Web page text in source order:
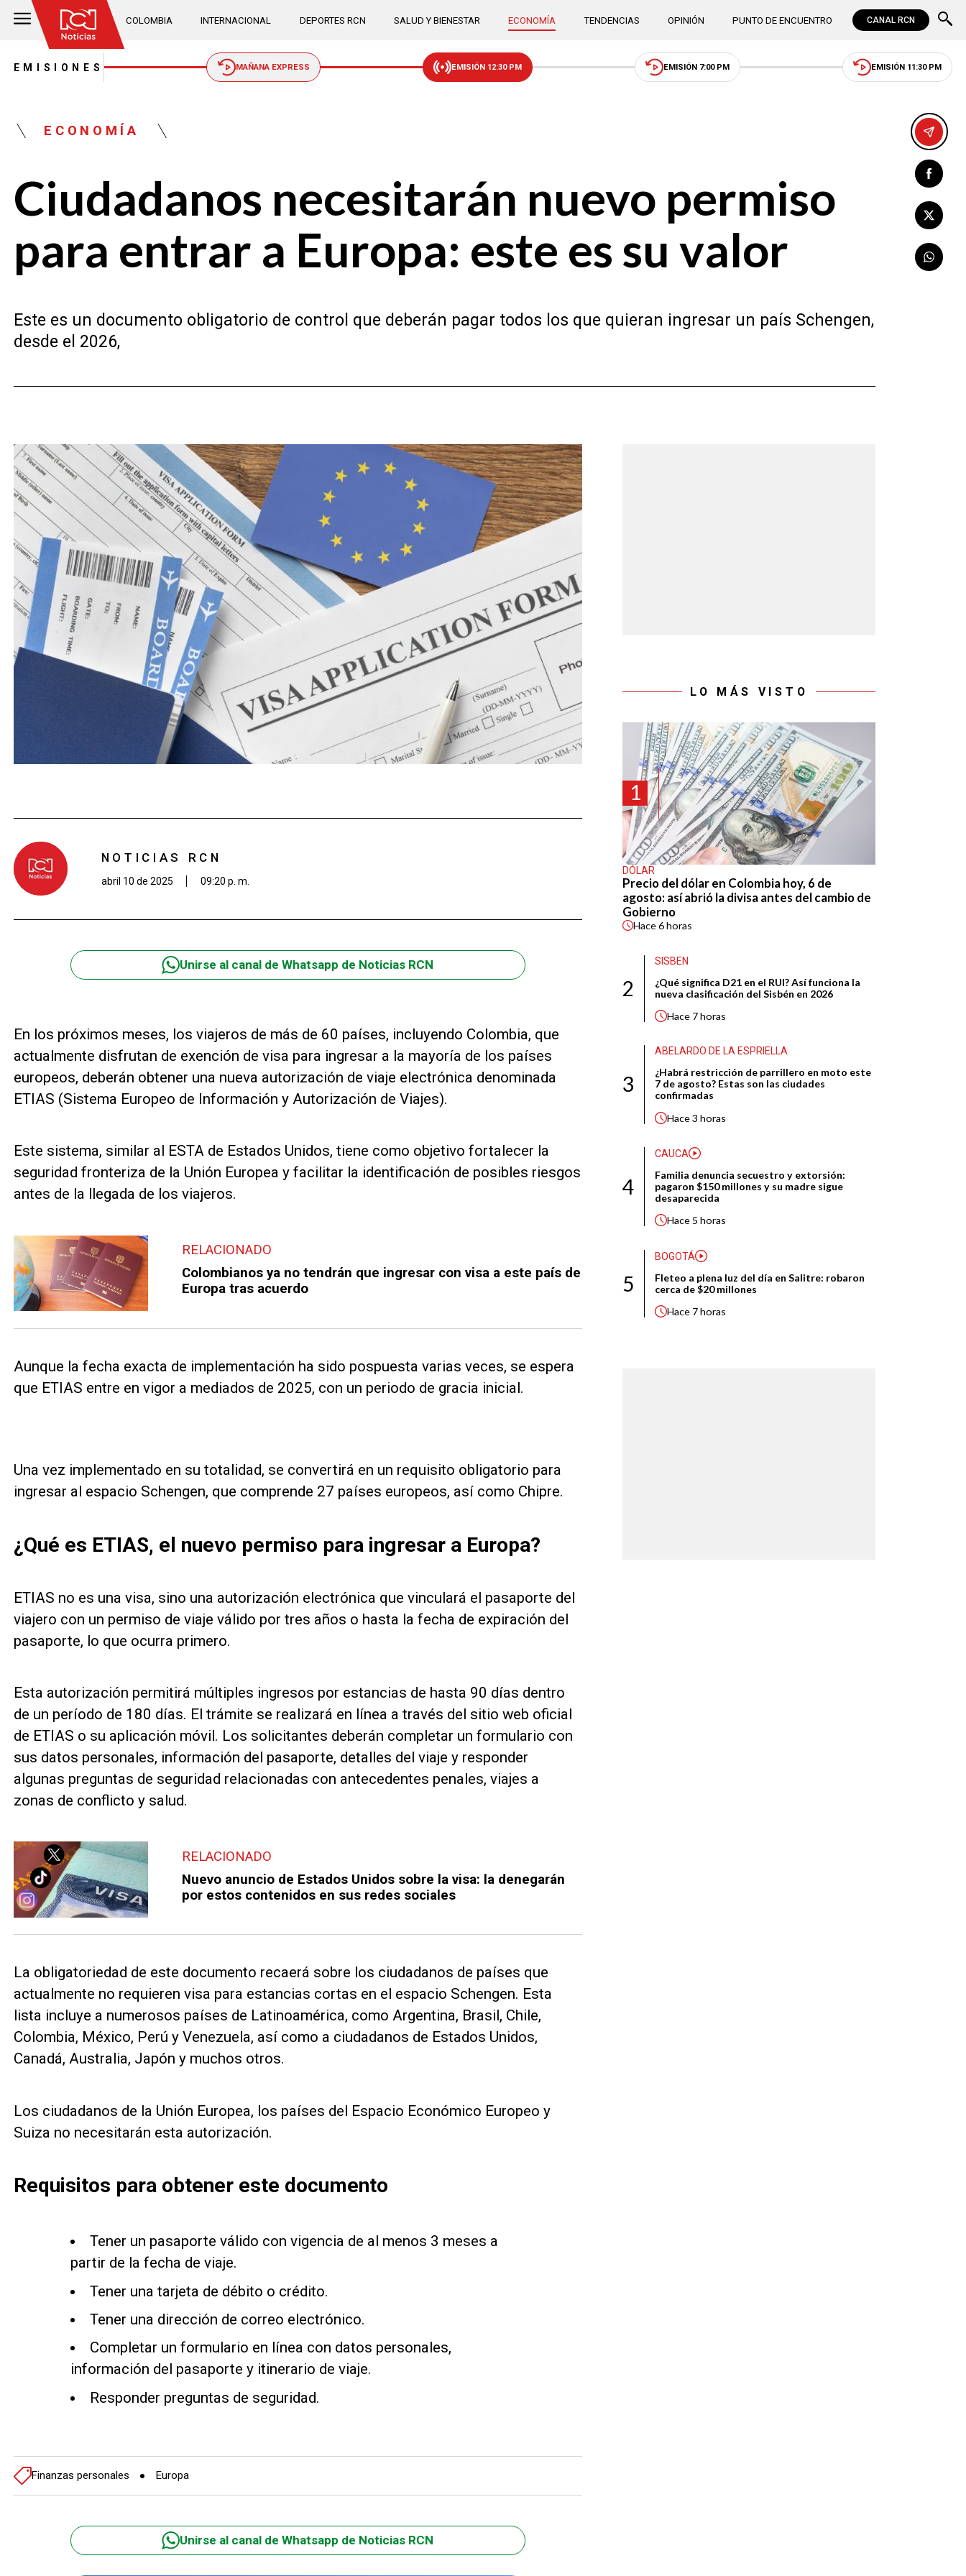
COLOMBIA INTERNACIONAL DEPORTES RCN SALUD Y BIENESTAR ECONOMÍA TENDENCIAS OPINIÓN PUNTO DE ENCUENTRO CANAL RCN
EMISIONES MAÑANA EXPRESS EMISIÓN 12:30 PM EMISIÓN 7:00 PM EMISIÓN 11:30 PM
ECONOMÍA
Ciudadanos necesitarán nuevo permiso
para entrar a Europa: este es su valor
Este es un documento obligatorio de control que deberán pagar todos los que quieran ingresar un país Schengen,
desde el 2026,
NOTICIAS RCN
abril 10 de 2025 09:20 p. m.
Unirse al canal de Whatsapp de Noticias RCN
En los próximos meses, los viajeros de más de 60 países, incluyendo Colombia, que
actualmente disfrutan de exención de visa para ingresar a la mayoría de los países
europeos, deberán obtener una nueva autorización de viaje electrónica denominada
ETIAS (Sistema Europeo de Información y Autorización de Viajes).
Este sistema, similar al ESTA de Estados Unidos, tiene como objetivo fortalecer la
seguridad fronteriza de la Unión Europea y facilitar la identificación de posibles riesgos
antes de la llegada de los viajeros.
RELACIONADO
Colombianos ya no tendrán que ingresar con visa a este país de
Europa tras acuerdo
Aunque la fecha exacta de implementación ha sido pospuesta varias veces, se espera
que ETIAS entre en vigor a mediados de 2025, con un periodo de gracia inicial.
Una vez implementado en su totalidad, se convertirá en un requisito obligatorio para
ingresar al espacio Schengen, que comprende 27 países europeos, así como Chipre.
¿Qué es ETIAS, el nuevo permiso para ingresar a Europa?
ETIAS no es una visa, sino una autorización electrónica que vinculará el pasaporte del
viajero con un permiso de viaje válido por tres años o hasta la fecha de expiración del
pasaporte, lo que ocurra primero.
Esta autorización permitirá múltiples ingresos por estancias de hasta 90 días dentro
de un período de 180 días. El trámite se realizará en línea a través del sitio web oficial
de ETIAS o su aplicación móvil. Los solicitantes deberán completar un formulario con
sus datos personales, información del pasaporte, detalles del viaje y responder
algunas preguntas de seguridad relacionadas con antecedentes penales, viajes a
zonas de conflicto y salud.
RELACIONADO
Nuevo anuncio de Estados Unidos sobre la visa: la denegarán
por estos contenidos en sus redes sociales
La obligatoriedad de este documento recaerá sobre los ciudadanos de países que
actualmente no requieren visa para estancias cortas en el espacio Schengen. Esta
lista incluye a numerosos países de Latinoamérica, como Argentina, Brasil, Chile,
Colombia, México, Perú y Venezuela, así como a ciudadanos de Estados Unidos,
Canadá, Australia, Japón y muchos otros.
Los ciudadanos de la Unión Europea, los países del Espacio Económico Europeo y
Suiza no necesitarán esta autorización.
Requisitos para obtener este documento
Tener un pasaporte válido con vigencia de al menos 3 meses a
partir de la fecha de viaje.
Tener una tarjeta de débito o crédito.
Tener una dirección de correo electrónico.
Completar un formulario en línea con datos personales,
información del pasaporte y itinerario de viaje.
Responder preguntas de seguridad.
Finanzas personales Europa
Unirse al canal de Whatsapp de Noticias RCN
LO MÁS VISTO
1
DÓLAR
Precio del dólar en Colombia hoy, 6 de
agosto: así abrió la divisa antes del cambio de
Gobierno
Hace6 horas
2
SISBEN
¿Qué significa D21 en el RUI? Así funciona la
nueva clasificación del Sisbén en 2026
Hace 7 horas
3
ABELARDO DE LA ESPRIELLA
¿Habrá restricción de parrillero en moto este
7 de agosto? Estas son las ciudades
confirmadas
Hace3 horas
4
CAUCA
Familia denuncia secuestro y extorsión:
pagaron $150 millones y su madre sigue
desaparecida
Hace 5 horas
5
BOGOTÁ
Fleteo a plena luz del día en Salitre: robaron
cerca de $20 millones
Hace 7 horas